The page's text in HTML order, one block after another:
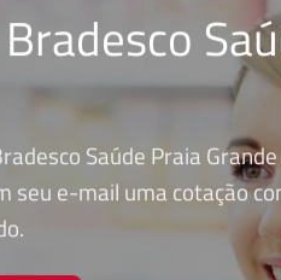
Saúde Praia
seu e-mail uma cotação